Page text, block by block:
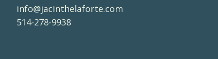
info@jacinthelaforte.com
514-278-9938